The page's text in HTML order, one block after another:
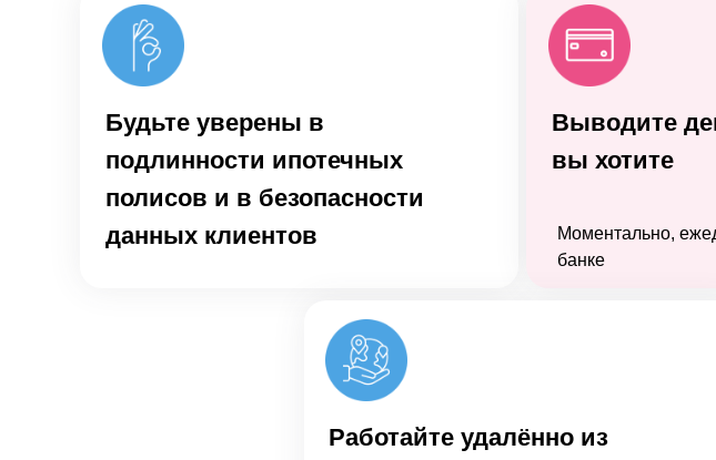
Будьте уверены в
подлинности ипотечных
полисов и в безопасности
данных клиентов
Выводите
вы хотите
Моментально,
банке
Работайте удалённо из